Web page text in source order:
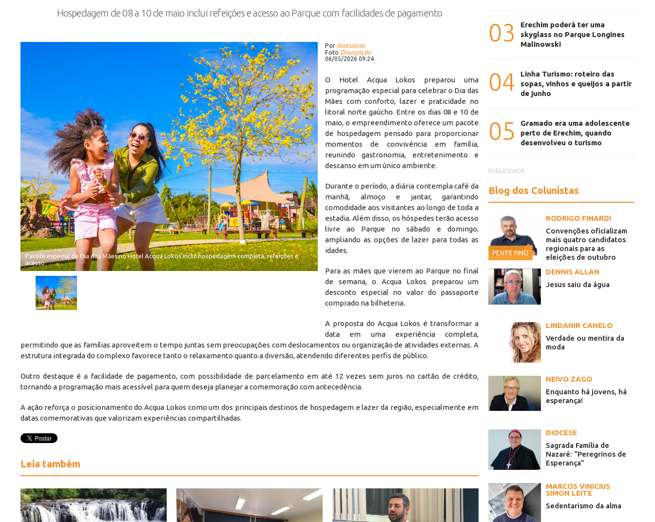
Hospedagem de 08 a 10 de maio inclui refeições e acesso ao Parque com facilidades de pagamento
Pacote especial de Dia das Mães no Hotel Acqua Lokos inclui hospedagem completa, refeições e
acesso
Por Assessoria
Foto Divulgação
06/05/2026 09:24
O Hotel Acqua Lokos preparou uma
programação especial para celebrar o Dia das
Mães com conforto, lazer e praticidade no
litoral norte gaúcho. Entre os dias 08 e 10 de
maio, o empreendimento oferece um pacote
de hospedagem pensado para proporcionar
momentos de convivência em família,
reunindo gastronomia, entretenimento e
descanso em um único ambiente.
Durante o período, a diária contempla café da
manhã, almoço e jantar, garantindo
comodidade aos visitantes ao longo de toda a
estadia. Além disso, os hóspedes terão acesso
livre ao Parque no sábado e domingo,
ampliando as opções de lazer para todas as
idades.
Para as mães que vierem ao Parque no final
de semana, o Acqua Lokos preparou um
desconto especial no valor do passaporte
comprado na bilheteria.
A proposta do Acqua Lokos é transformar a
data em uma experiência completa,
permitindo que as famílias aproveitem o tempo juntas sem preocupações com deslocamentos ou organização de atividades externas. A
estrutura integrada do complexo favorece tanto o relaxamento quanto a diversão, atendendo diferentes perfis de público.
Outro destaque é a facilidade de pagamento, com possibilidade de parcelamento em até 12 vezes sem juros no cartão de crédito,
tornando a programação mais acessível para quem deseja planejar a comemoração com antecedência.
A ação reforça o posicionamento do Acqua Lokos como um dos principais destinos de hospedagem e lazer da região, especialmente em
datas comemorativas que valorizam experiências compartilhadas.
Leia também
03
Erechim poderá ter uma
skyglass no Parque Longines
Malinowski
04
Linha Turismo: roteiro das
sopas, vinhos e queijos a partir
de junho
05
Gramado era uma adolescente
perto de Erechim, quando
desenvolveu o turismo
PUBLICIDADE
Blog dos Colunistas
PENTE FINO
RODRIGO FINARDI
Convenções oficializam
mais quatro candidatos
regionais para as
eleições de outubro
DENNIS ALLAN
Jesus saiu da água
LINDANIR CANELO
Verdade ou mentira da
moda
NEIVO ZAGO
Enquanto há jovens, há
esperança!
DIOCESE
Sagrada Família de
Nazaré: “Peregrinos de
Esperança”
MARCOS VINICIUS
SIMON LEITE
Sedentarismo da alma